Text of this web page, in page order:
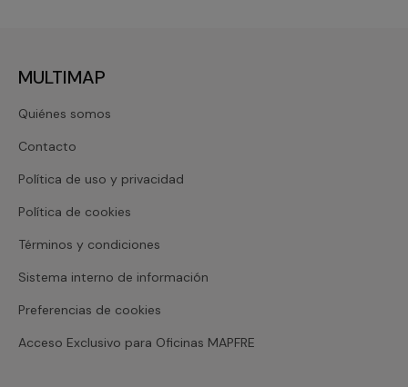
MULTIMAP
Quiénes somos
Contacto
Política de uso y privacidad
Política de cookies
Términos y condiciones
Sistema interno de información
Preferencias de cookies
Acceso Exclusivo para Oficinas MAPFRE